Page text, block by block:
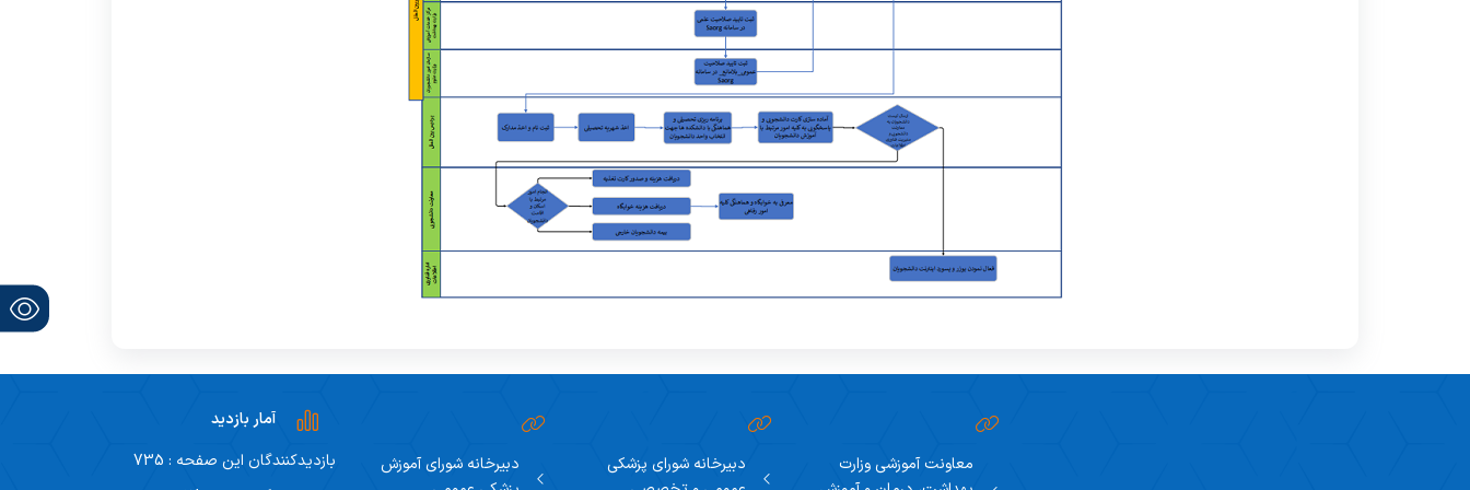
معاونت آموزشی وزارت
دبیرخانه شورای پزشکی
دبیرخانه شورای آموزش
آمار بازدید
بازدیدکنندگان این صفحه : 735